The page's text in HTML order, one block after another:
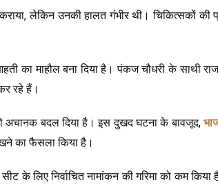
लेकिन उनकी हालत गंभीर थी। चिकित्सकों की
का माहौल बना दिया है। पंकज चौधरी के साथी
रहे हैं।
अचानक बदल दिया है। इस दुखद घटना के बावजूद,
का फैसला किया है।
के लिए निर्वाचित नामांकन की गरिमा को कम